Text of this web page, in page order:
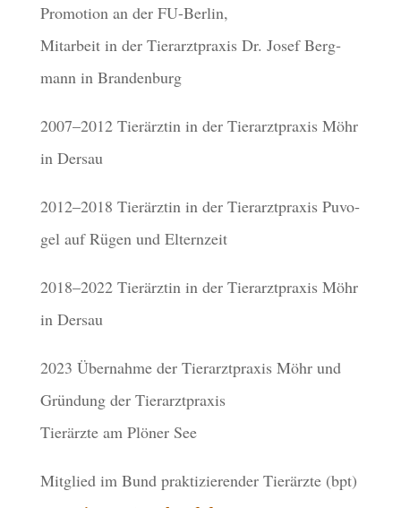
Promo­tion an der FU-Berlin,
Mitar­beit in der Tier­arzt­pra­xis Dr. Josef Berg­
mann in Brandenburg
2007–2012 Tier­ärz­tin in der Tier­arzt­pra­xis Möhr
in Dersau
2012–2018 Tier­ärz­tin in der Tier­arzt­pra­xis Puvo­
gel auf Rügen und Elternzeit
2018–2022 Tier­ärz­tin in der Tier­arzt­pra­xis Möhr
in Dersau
2023 Über­nahme der Tier­arzt­pra­xis Möhr und
Grün­dung der Tier­arzt­pra­xis
Tier­ärzte am Plöner See
Mitglied im Bund prak­ti­zie­ren­der Tier­ärzte (bpt)